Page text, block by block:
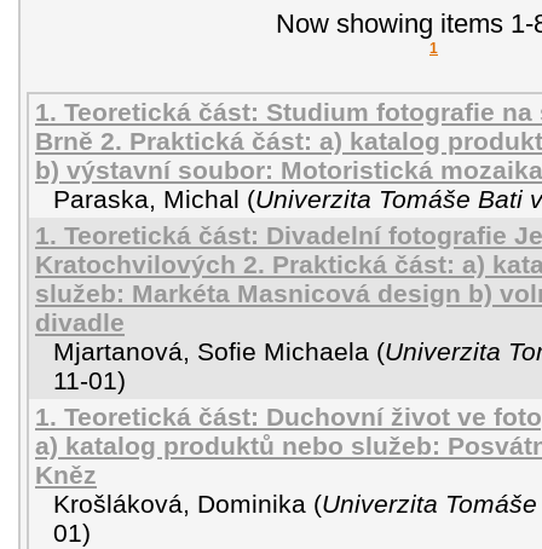
Now showing items 1-
1
1. Teoretická část: Studium fotografie
Brně 2. Praktická část: a) katalog
b) výstavní soubor: Motoristická mozaika
Paraska, Michal (Univerzita Tomáše Bati
1. Teoretická část: Divadelní fotografie
Kratochvilových 2. Praktická část: a)
služeb: Markéta Masnicová design b)
divadle
Mjartanová, Sofie Michaela (Univerzita
11-01)
1. Teoretická část: Duchovní život ve
a) katalog produktů nebo služeb:
Kněz
Krošláková, Dominika (Univerzita
01)